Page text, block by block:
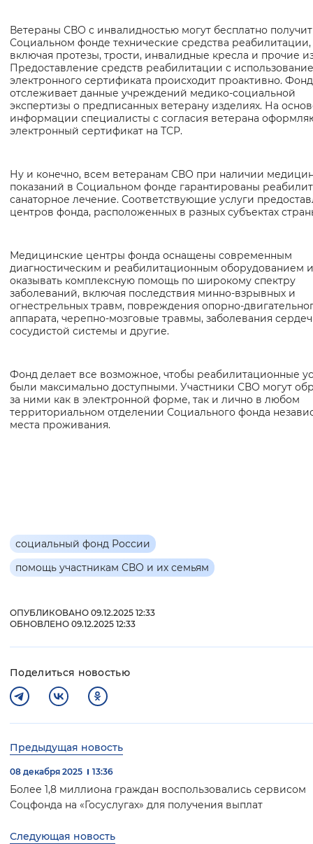
Ветераны СВО с инвалидностью могут бесплатно
Социальном фонде технические средства реабилитации,
включая протезы, трости, инвалидные кресла и прочие
Предоставление средств реабилитации с
электронного сертификата происходит проактивно. Фонд
отслеживает данные учреждений медико-социальной
экспертизы о предписанных ветерану изделиях. На
информации специалисты с согласия ветерана
электронный сертификат на ТСР.
Ну и конечно, всем ветеранам СВО при наличии
показаний в Социальном фонде гарантированы
санаторное лечение. Соответствующие услуги
центров фонда, расположенных в разных субъектах
Медицинские центры фонда оснащены современным
диагностическим и реабилитационным оборудованием
оказывать комплексную помощь по широкому спектру
заболеваний, включая последствия минно-взрывных и
огнестрельных травм, повреждения опорно-
аппарата, черепно-мозговые травмы, заболевания
сосудистой системы и другие.
Фонд делает все возможное, чтобы реабилитационные
были максимально доступными. Участники СВО могут
за ними как в электронной форме, так и лично в любом
территориальном отделении Социального фонда
места проживания.
ОПУБЛИКОВАНО 09.12.2025 12:33
ОБНОВЛЕНО 09.12.2025 12:33
Поделиться новостью
Предыдущая новость
08 декабря 2025 13:36
Более 1,8 миллиона граждан воспользовались сервисом
Соцфонда на «Госуслугах» для получения выплат
Следующая новость
социальный фонд России
помощь участникам СВО и их семьям